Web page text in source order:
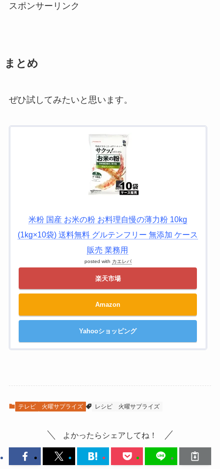
スポンサーリンク
まとめ
ぜひ試してみたいと思います。
米粉 国産 お米の粉 お料理自慢の薄力粉 10kg
(1kg×10袋) 送料無料 グルテンフリー 無添加 ケース
販売 業務用
posted with カエレバ
楽天市場
Amazon
Yahooショッピング
テレビ 火曜サプライズ レシピ 火曜サプライズ
よかったらシェアしてね！